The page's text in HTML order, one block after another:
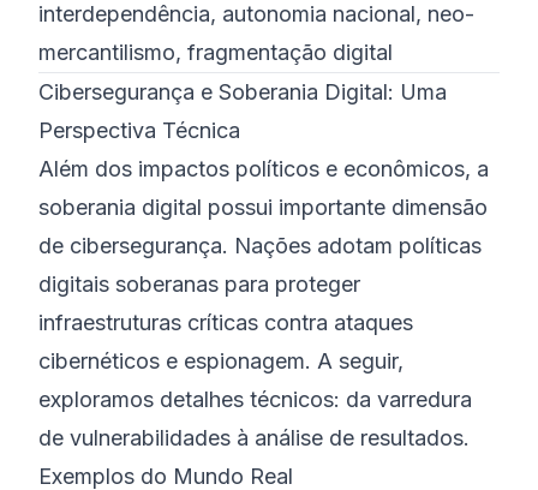
interdependência, autonomia nacional, neo-
mercantilismo, fragmentação digital
Cibersegurança e Soberania Digital: Uma
Perspectiva Técnica
Além dos impactos políticos e econômicos, a
soberania digital possui importante dimensão
de cibersegurança. Nações adotam políticas
digitais soberanas para proteger
infraestruturas críticas contra ataques
cibernéticos e espionagem. A seguir,
exploramos detalhes técnicos: da varredura
de vulnerabilidades à análise de resultados.
Exemplos do Mundo Real